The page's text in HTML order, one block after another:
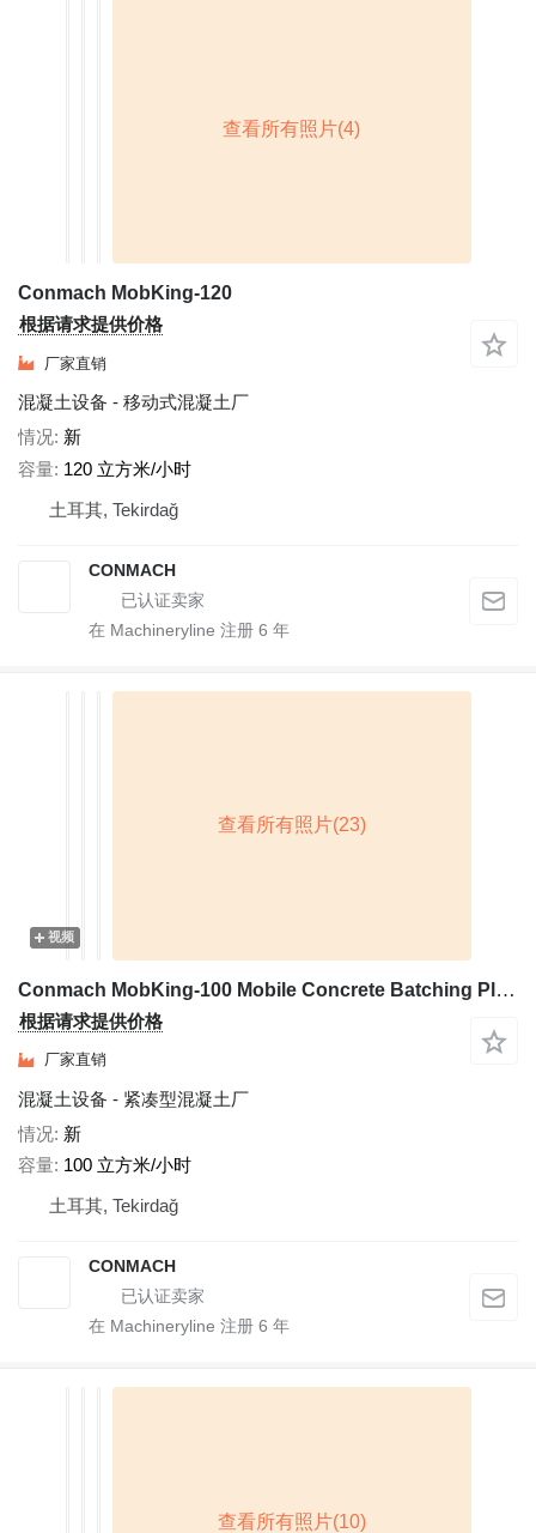
Conmach MobKing-120
根据请求提供价格
厂家直销
混凝土设备 - 移动式混凝土厂
情况 新
容量 120 立方米/小时
土耳其, Tekirdağ
CONMACH
在 Machineryline 注册 6 年
视频
Conmach MobKing-100 Mobile Concrete Batching Plant - 100 m3/h
根据请求提供价格
厂家直销
混凝土设备 - 紧凑型混凝土厂
情况 新
容量 100 立方米/小时
土耳其, Tekirdağ
CONMACH
在 Machineryline 注册 6 年